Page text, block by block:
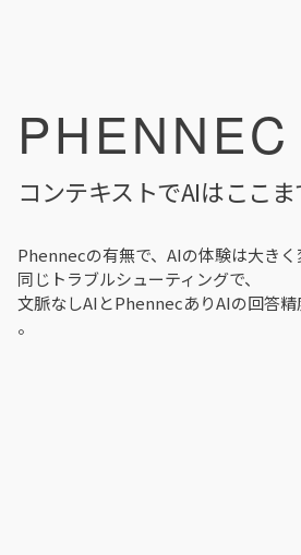
PHENNEC
コンテキストでAIはここ
Phennecの有無で、AIの体験は大きく
同じトラブルシューティングで、
文脈なしAIとPhennecありAIの回答
。